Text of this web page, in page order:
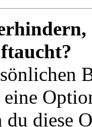
du diese